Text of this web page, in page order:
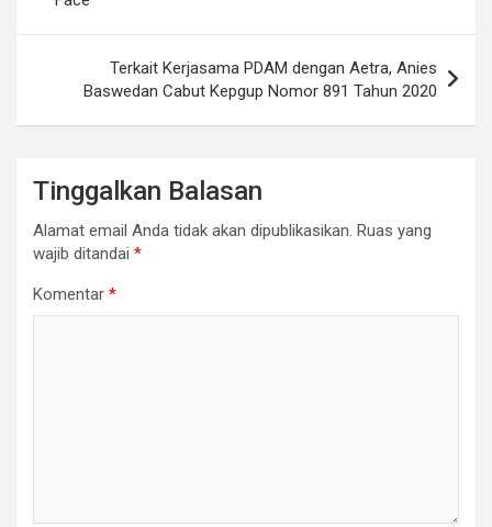
Terkait Kerjasama PDAM dengan Aetra, Anies
Baswedan Cabut Kepgup Nomor 891 Tahun 2020
Tinggalkan Balasan
Alamat email Anda tidak akan dipublikasikan. Ruas yang
wajib ditandai *
Komentar *